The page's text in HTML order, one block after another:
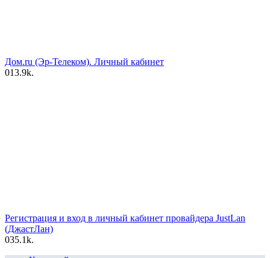
Дом.ru (Эр-Телеком). Личный кабинет
013.9k.
Регистрация и вход в личный кабинет провайдера JustLan
(ДжастЛан)
035.1k.